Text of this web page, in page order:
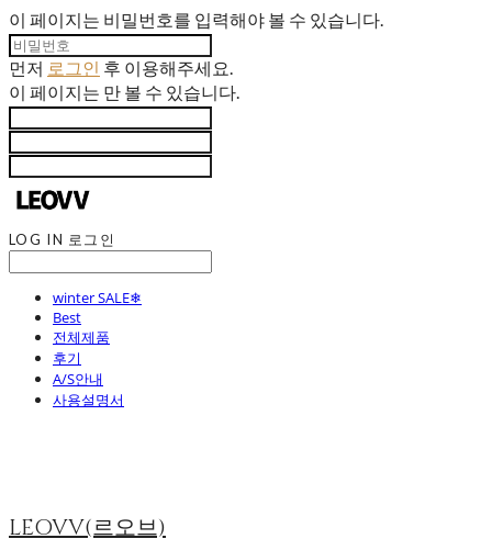
이 페이지는 비밀번호를 입력해야 볼 수 있습니다.
먼저 로그인 후 이용해주세요.
이 페이지는 만 볼 수 있습니다.
LOG IN 로그인
winter SALE❄
Best
전체제품
후기
A/S안내
사용설명서
LEOVV(르오브)